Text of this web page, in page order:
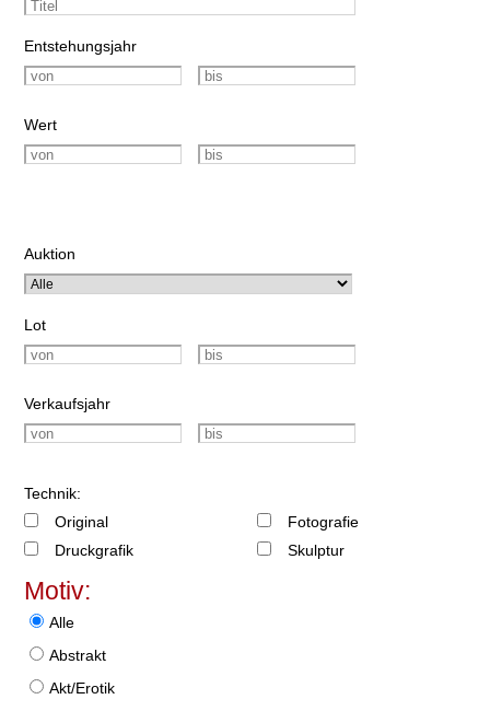
Entstehungsjahr
Wert
Auktion
Lot
Verkaufsjahr
Technik:
Original
Druckgrafik
Fotografie
Skulptur
Motiv:
Alle
Abstrakt
Akt/Erotik